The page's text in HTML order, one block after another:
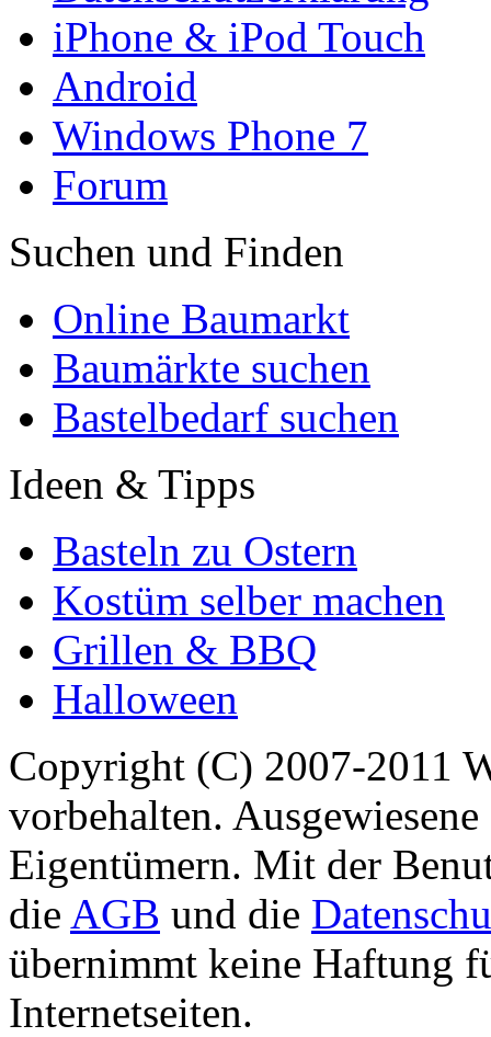
iPhone & iPod Touch
Android
Windows Phone 7
Forum
Suchen und Finden
Online Baumarkt
Baumärkte suchen
Bastelbedarf suchen
Ideen & Tipps
Basteln zu Ostern
Kostüm selber machen
Grillen & BBQ
Halloween
Copyright (C) 2007-2011
vorbehalten.
Eigentümern. Mit der
die AGB und die
übernimmt keine Haftung
Internetseiten.